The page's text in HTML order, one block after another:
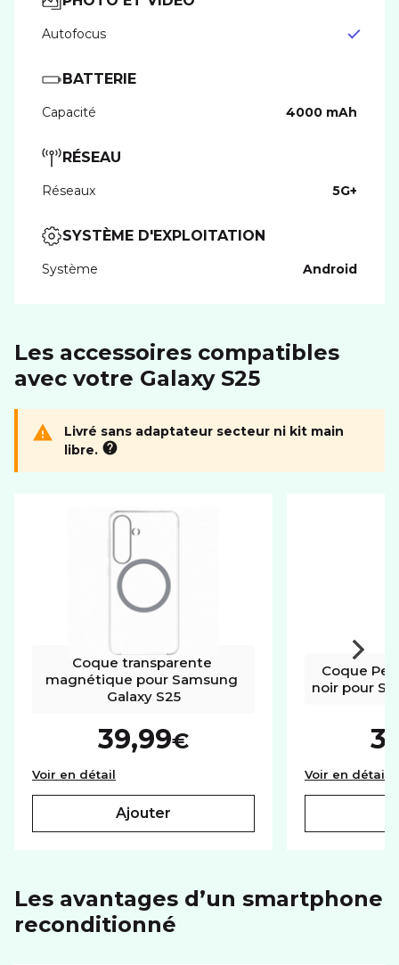
Autofocus
BATTERIE
Capacité 4000 mAh
RÉSEAU
Réseaux 5G+
SYSTÈME D'EXPLOITATION
Système Android
Les accessoires compatibles
avec votre Galaxy S25
Livré sans adaptateur secteur ni kit main
libre.
Coque transparente
magnétique pour Samsung
Galaxy S25
39,99€
Voir en détail Coque transparente magnétique pour
ajouter
Coque
noir pour
Voir en détail
Les avantages d’un smartphone
reconditionné